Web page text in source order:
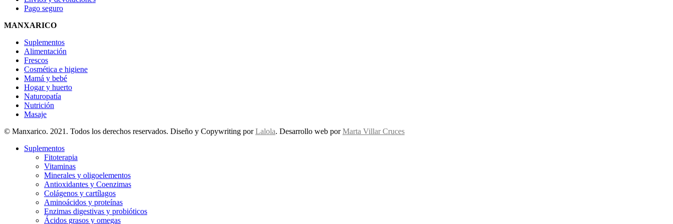
Pago seguro
MANXARICO
Suplementos
Alimentación
Frescos
Cosmética e higiene
Mamá y bebé
Hogar y huerto
Naturopatía
Nutrición
Masaje
© Manxarico. 2021. Todos los derechos reservados. Diseño y Copywriting porLalola. Desarrollo web porMarta Villar Cruces
Suplementos
Fitoterapia
Vitaminas
Minerales y oligoelementos
Antioxidantes y Coenzimas
Colágenos y cartílagos
Aminoácidos y proteínas
Enzimas digestivas y probióticos
Ácidos grasos y omegas